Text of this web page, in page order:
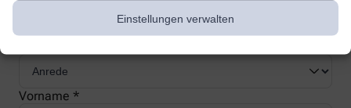
Einstellungen verwalten
Besuch bei uns in der Apotheke abholen.
Vorname *